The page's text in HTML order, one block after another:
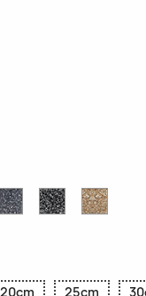
Grigio
Glitter
Nero
Glitter
Oro
Glitter
20cm 25cm